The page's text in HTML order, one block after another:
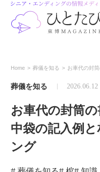
Home 葬儀を知る お車代の封筒
葬儀を知る 2026.06.12
お車代の封筒の
中袋の記入例
ング